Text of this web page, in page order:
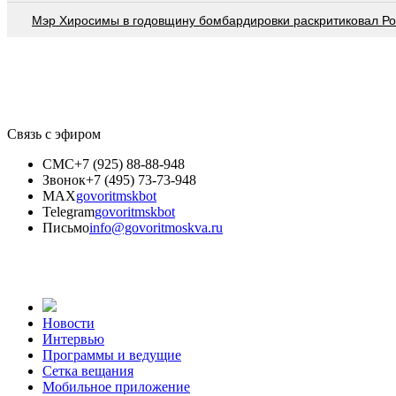
Мэр Хиросимы в годовщину бомбардировки раскритиковал
Связь с эфиром
СМС+7 (925) 88-88-948
Звонок+7 (495) 73-73-948
MAXgovoritmskbot
Telegramgovoritmskbot
Письмоinfo@govoritmoskva.ru
Новости
Интервью
Программы и ведущие
Сетка вещания
Мобильное приложение